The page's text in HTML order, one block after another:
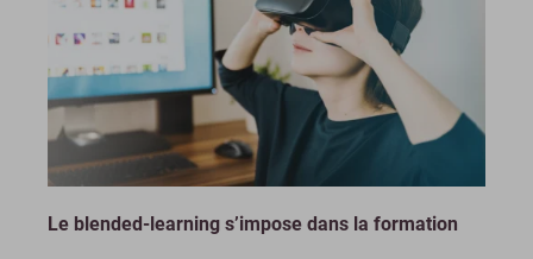
Le blended-learning s’impose dans la formation